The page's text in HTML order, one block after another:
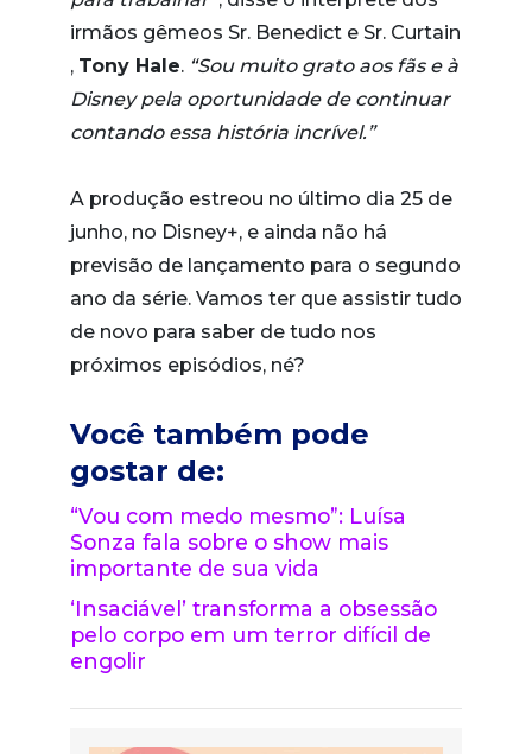
irmãos gêmeos Sr. Benedict e Sr. Curtain
, Tony Hale. “Sou muito grato aos fãs e à
Disney pela oportunidade de continuar
contando essa história incrível.”
A produção estreou no último dia 25 de
junho, no Disney+, e ainda não há
previsão de lançamento para o segundo
ano da série. Vamos ter que assistir tudo
de novo para saber de tudo nos
próximos episódios, né?
Você também pode
gostar de:
“Vou com medo mesmo”: Luísa
Sonza fala sobre o show mais
importante de sua vida
‘Insaciável’ transforma a obsessão
pelo corpo em um terror difícil de
engolir